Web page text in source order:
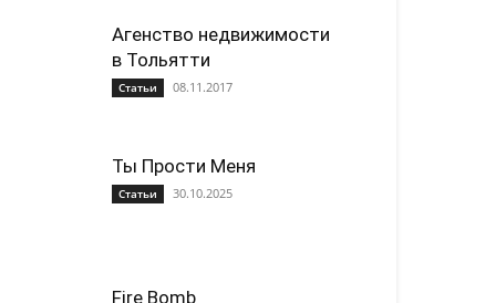
Агенство недвижимости
в Тольятти
Статьи 08.11.2017
Ты Прости Меня
Статьи 30.10.2025
Fire Bomb